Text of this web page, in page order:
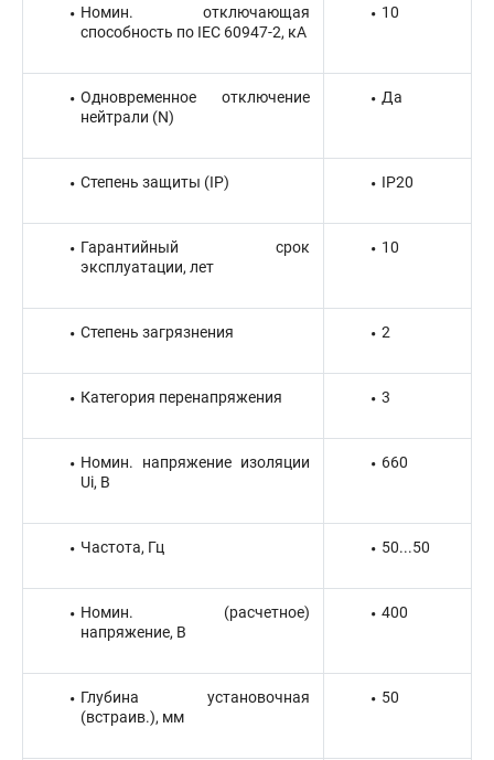
Номин. отключающая
способность по IEC 60947-2, кА
10
Одновременное отключение
нейтрали (N)
Да
Степень защиты (IP) IP20
Гарантийный срок
эксплуатации, лет
10
Степень загрязнения 2
Категория перенапряжения 3
Номин. напряжение изоляции
Ui, В
660
Частота, Гц 50...50
Номин. (расчетное)
напряжение, В
400
Глубина установочная
(встраив.), мм
50